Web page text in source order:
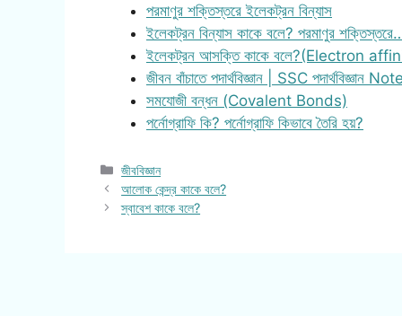
পরমাণুর শক্তিস্তরে ইলেকট্রন বিন্যাস
ইলেকট্রন বিন্যাস কাকে বলে? পরমাণুর
ইলেকট্রন আসক্তি কাকে বলে?(Electron
জীবন বাঁচাতে পদার্থবিজ্ঞান | SSC পদার্থবিজ্ঞান
সমযোজী বন্ধন (Covalent Bonds)
পর্নোগ্রাফি কি? পর্নোগ্রাফি কিভাবে তৈরি হয়?
Categories
জীববিজ্ঞান
আলোক কেন্দ্র কাকে বলে?
স্বাবেশ কাকে বলে?